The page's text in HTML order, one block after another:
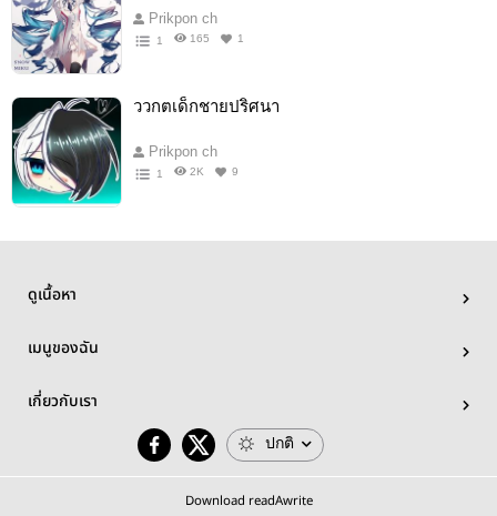
Prikpon ch
1 165 1
ววกตเด็กชายปริศนา
Prikpon ch
1 2K 9
ดูเนื้อหา
เมนูของฉัน
เกี่ยวกับเรา
ปกติ
Download readAwrite